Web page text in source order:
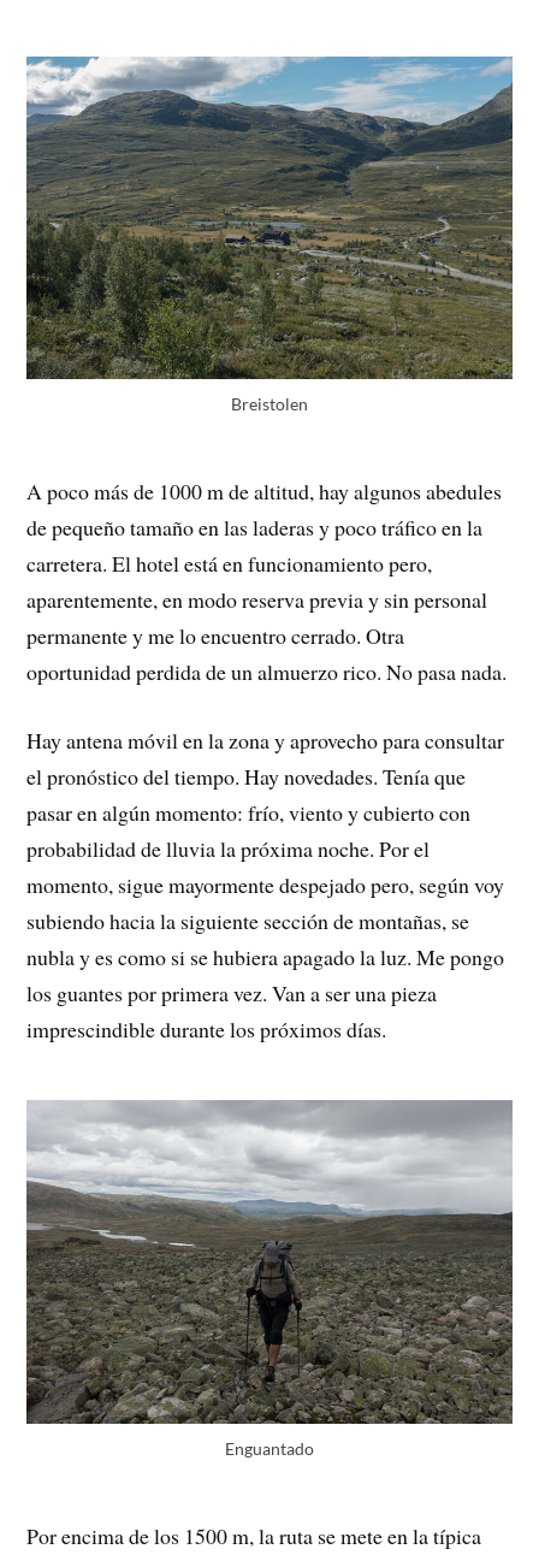
Breistolen
A poco más de 1000 m de altitud, hay algunos abedules
de pequeño tamaño en las laderas y poco tráfico en la
carretera. El hotel está en funcionamiento pero,
aparentemente, en modo reserva previa y sin personal
permanente y me lo encuentro cerrado. Otra
oportunidad perdida de un almuerzo rico. No pasa nada.
Hay antena móvil en la zona y aprovecho para consultar
el pronóstico del tiempo. Hay novedades. Tenía que
pasar en algún momento: frío, viento y cubierto con
probabilidad de lluvia la próxima noche. Por el
momento, sigue mayormente despejado pero, según voy
subiendo hacia la siguiente sección de montañas, se
nubla y es como si se hubiera apagado la luz. Me pongo
los guantes por primera vez. Van a ser una pieza
imprescindible durante los próximos días.
Enguantado
Por encima de los 1500 m, la ruta se mete en la típica